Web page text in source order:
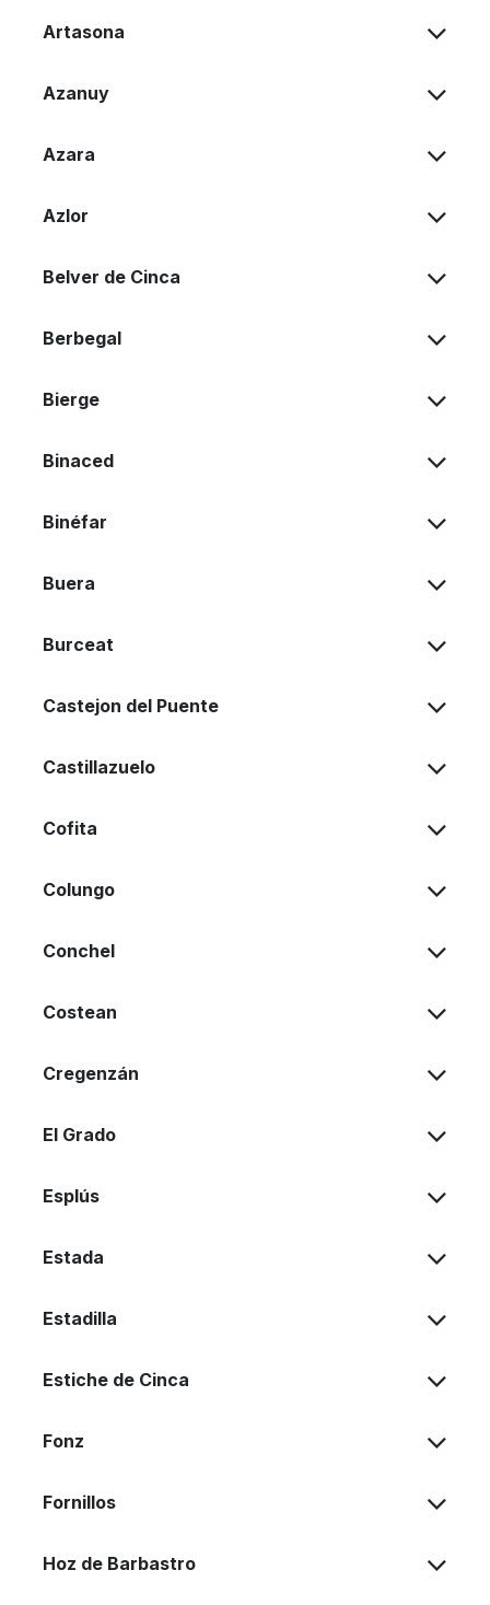
Artasona
Azanuy
Azara
Azlor
Belver de Cinca
Berbegal
Bierge
Binaced
Binéfar
Buera
Burceat
Castejon del Puente
Castillazuelo
Cofita
Colungo
Conchel
Costean
Cregenzán
El Grado
Esplús
Estada
Estadilla
Estiche de Cinca
Fonz
Fornillos
Hoz de Barbastro